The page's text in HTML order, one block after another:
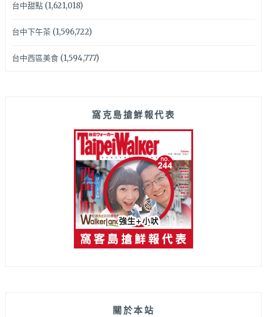
台中甜點(1,621,018)
台中下午茶(1,596,722)
台中西區美食(1,594,777)
窩克島搶鮮報代表
關於本站